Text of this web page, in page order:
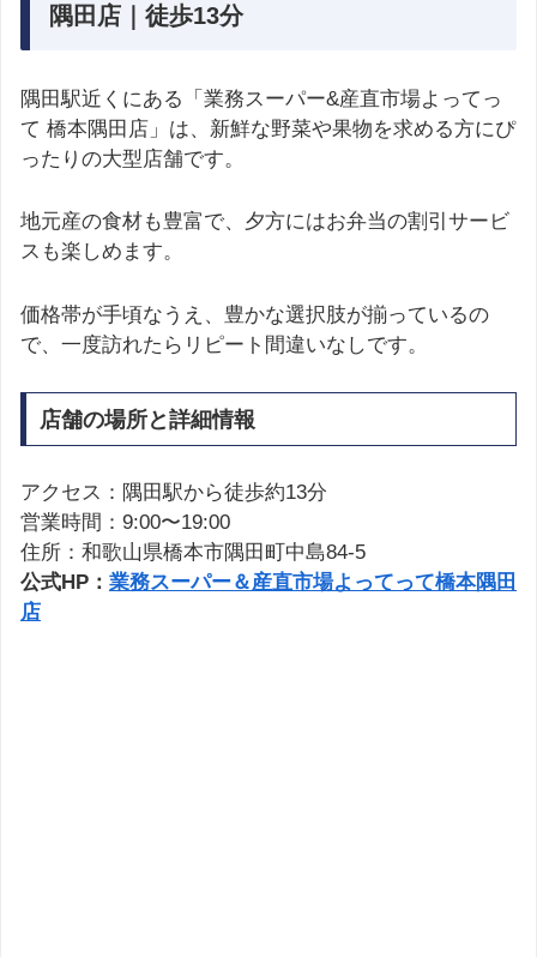
隅田店｜徒歩13分
隅田駅近くにある「業務スーパー&産直市場よってっ
て 橋本隅田店」は、新鮮な野菜や果物を求める方にぴ
ったりの大型店舗です。
地元産の食材も豊富で、夕方にはお弁当の割引サービ
スも楽しめます。
価格帯が手頃なうえ、豊かな選択肢が揃っているの
で、一度訪れたらリピート間違いなしです。
店舗の場所と詳細情報
アクセス：隅田駅から徒歩約13分
営業時間：9:00〜19:00
住所：和歌山県橋本市隅田町中島84-5
公式HP： 業務スーパー＆産直市場よってって橋本隅田
店